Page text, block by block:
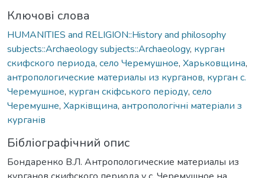
Ключові слова
HUMANITIES and RELIGION::History and philosophy
subjects::Archaeology subjects::Archaeology, курган
скифского периода, село Черемушное, Харьковщина,
антропологические материалы из курганов, курган с.
Черемушное, курган скіфського періоду, село
Черемушне, Харківщина, антропологічні матеріали з
курганів
Бібліографічний опис
Бондаренко В.Л. Антропологические материалы из